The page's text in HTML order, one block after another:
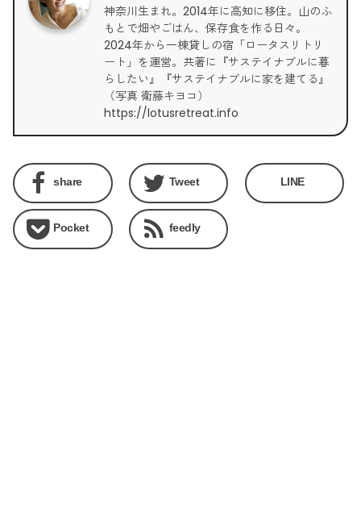
神奈川生まれ。2014年に高知に移住。山のふ
もとで畑やごはん、保存食を作る日々。
2024年から一棟貸しの宿「ロータスリトリ
ート」を運営。共著に『サステイナブルに暮
らしたい』『サステイナブルに家を建てる』
（写真 衛藤キヨコ）
https://lotusretreat.info
share Tweet LINE
Pocket feedly